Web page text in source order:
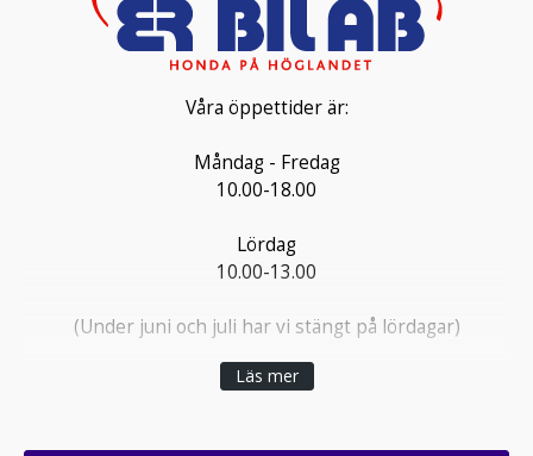
Våra öppettider är:
Måndag - Fredag
10.00-18.00
Lördag
10.00-13.00
(Under juni och juli har vi stängt på lördagar)
Läs mer